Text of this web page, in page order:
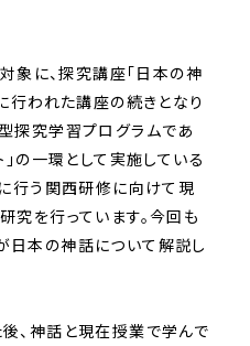
に、探究講座「日本の神
行われた講座の続きとなり
探究学習プログラムであ
」の一環として実施している
行う関西研修に向けて現
究を行っています。今回も
本の神話について解説し
、神話と現在授業で学んで